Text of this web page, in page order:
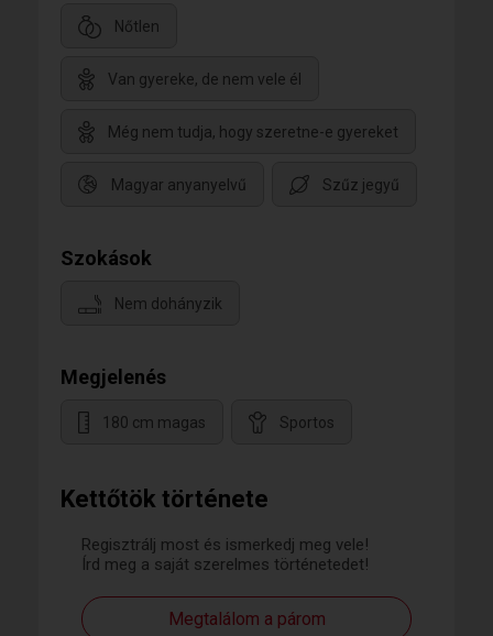
Kettőtök története
Regisztrálj most és ismerkedj meg vele!
Írd meg a saját szerelmes történetedet!
Megtalálom a párom
Nőtlen
Van gyereke, de nem vele él
Még nem tudja, hogy szeretne-e gyereket
Magyar anyanyelvű Szűz jegyű
Szokások
Nem dohányzik
Megjelenés
180 cm magas Sportos